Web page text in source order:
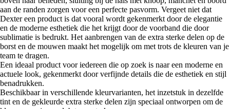
aan de randen zorgen voor een perfecte pasvorm. Vergeet niet dat
Dexter een product is dat vooral wordt gekenmerkt door de elegantie
en de moderne esthetiek die het krijgt door de voorband die door
sublimatie is bedrukt. Het aanbrengen van de extra sterke delen op de
borst en de mouwen maakt het mogelijk om met trots de kleuren van je
team te dragen.
Een ideaal product voor iedereen die op zoek is naar een moderne en
actuele look, gekenmerkt door verfijnde details die de esthetiek en stijl
benadrukken.
Beschikbaar in verschillende kleurvarianten, het inzetstuk in dezelfde
tint en de gekleurde extra sterke delen zijn speciaal ontworpen om de